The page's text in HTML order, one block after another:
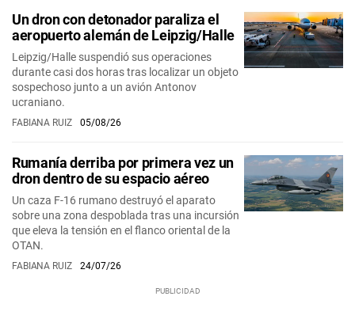
Un dron con detonador paraliza el
aeropuerto alemán de Leipzig/Halle
Leipzig/Halle suspendió sus operaciones
durante casi dos horas tras localizar un objeto
sospechoso junto a un avión Antonov
ucraniano.
FABIANA RUIZ 05/08/26
Rumanía derriba por primera vez un
dron dentro de su espacio aéreo
Un caza F-16 rumano destruyó el aparato
sobre una zona despoblada tras una incursión
que eleva la tensión en el flanco oriental de la
OTAN.
FABIANA RUIZ 24/07/26